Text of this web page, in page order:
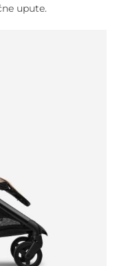
upute.